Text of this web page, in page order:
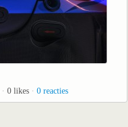
0 likes 0 reacties